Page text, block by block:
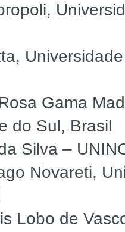
Gama
do Sul, Brasil
Silva –
Novareti,
Lobo de